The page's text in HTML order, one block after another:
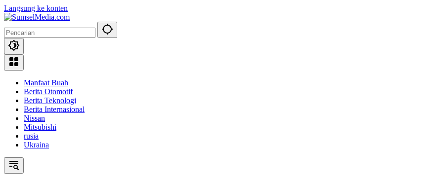
Langsung ke konten
Manfaat Buah
Berita Otomotif
Berita Teknologi
Berita Internasional
Nissan
Mitsubishi
rusia
Ukraina